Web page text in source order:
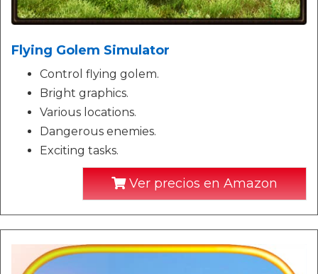
Flying Golem Simulator
Control flying golem.
Bright graphics.
Various locations.
Dangerous enemies.
Exciting tasks.
Ver precios en Amazon